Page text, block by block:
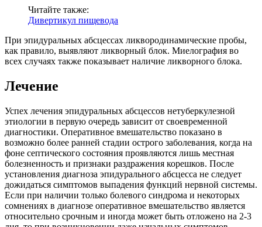
Читайте также:
Дивертикул пищевода
При эпидуральных абсцессах ликвородинамические пробы,
как правило, выявляют ликворный блок. Миелография во
всех случаях также показывает наличие ликворного блока.
Лечение
Успех лечения эпидуральных абсцессов нетуберкулезной
этиологии в первую очередь зависит от своевременной
диагностики. Оперативное вмешательство показано в
возможно более ранней стадии острого заболевания, когда на
фоне септического состояния проявляются лишь местная
болезненность и признаки раздражения корешков. После
установления диагноза эпидурального абсцесса не следует
дожидаться симптомов выпадения функций нервной системы.
Если при наличии только болевого синдрома и некоторых
сомнениях в диагнозе оперативное вмешательство является
относительно срочным и иногда может быть отложено на 2-3